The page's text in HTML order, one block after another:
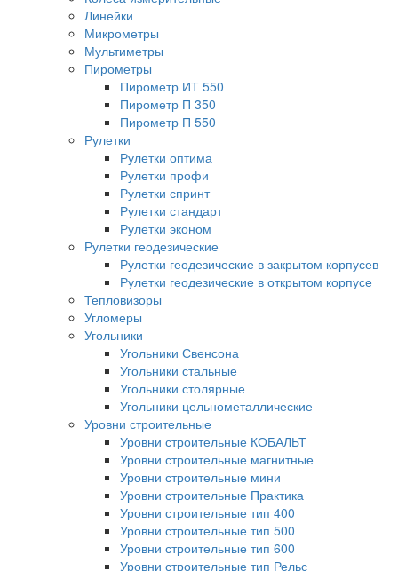
Линейки
Микрометры
Мультиметры
Пирометры
Пирометр ИТ 550
Пирометр П 350
Пирометр П 550
Рулетки
Рулетки оптима
Рулетки профи
Рулетки спринт
Рулетки стандарт
Рулетки эконом
Рулетки геодезические
Рулетки геодезические в закрытом корпусев
Рулетки геодезические в открытом корпусе
Тепловизоры
Угломеры
Угольники
Угольники Свенсона
Угольники стальные
Угольники столярные
Угольники цельнометаллические
Уровни строительные
Уровни строительные КОБАЛЬТ
Уровни строительные магнитные
Уровни строительные мини
Уровни строительные Практика
Уровни строительные тип 400
Уровни строительные тип 500
Уровни строительные тип 600
Уровни строительные тип Рельс